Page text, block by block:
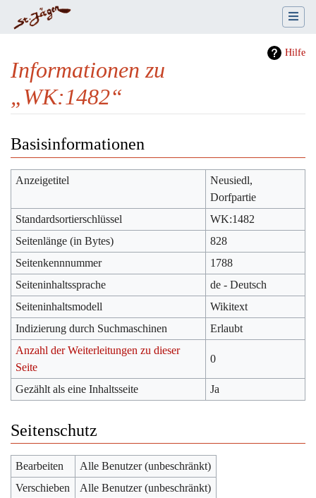
Hilfe
Informationen zu
„WK:1482“
Basisinformationen
Anzeigetitel
Neusiedl,
Dorfpartie
Standardsortierschlüssel
WK:1482
Seitenlänge (in Bytes)
828
Seitenkennnummer
1788
Seiteninhaltssprache
de - Deutsch
Seiteninhaltsmodell
Wikitext
Indizierung durch Suchmaschinen
Erlaubt
Anzahl der Weiterleitungen zu dieser
Seite
0
Gezählt als eine Inhaltsseite Ja
Seitenschutz
Bearbeiten
Alle Benutzer (unbeschränkt)
Verschieben
Alle Benutzer (unbeschränkt)